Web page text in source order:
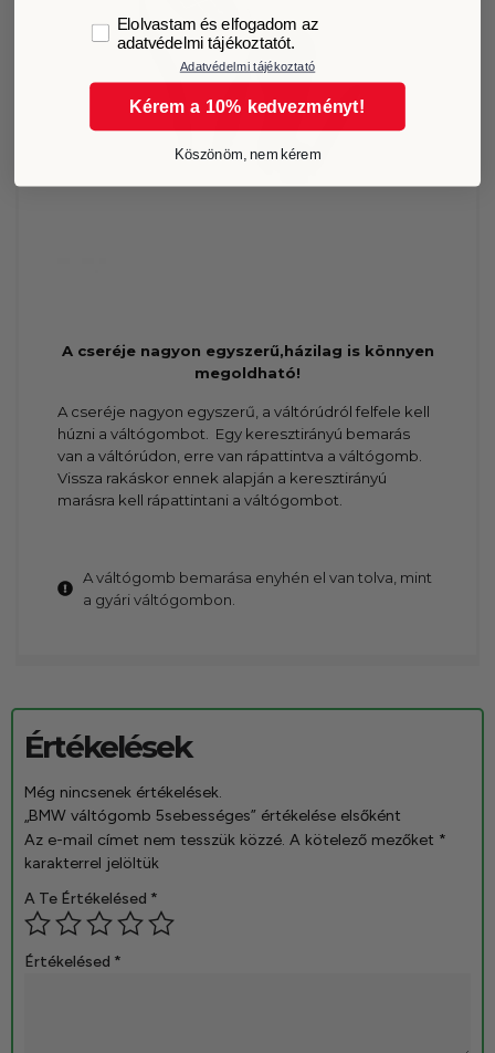
A cseréje nagyon egyszerű,házilag is könnyen
megoldható!
A cseréje nagyon egyszerű, a váltórúdról felfele kell
húzni a váltógombot. Egy keresztirányú bemarás
van a váltórúdon, erre van rápattintva a váltógomb.
Vissza rakáskor ennek alapján a keresztirányú
marásra kell rápattintani a váltógombot.
A váltógomb bemarása enyhén el van tolva, mint
a gyári váltógombon.
Értékelések
Még nincsenek értékelések.
„BMW váltógomb 5sebességes” értékelése elsőként
Az e-mail címet nem tesszük közzé. A kötelező mezőket *
karakterrel jelöltük
A Te Értékelésed *
Értékelésed *
GDPRElolvastam és elfogadom az
adatvédelmi tájékoztatót.
Adatvédelmi tájékoztató
Kérem a 10% kedvezményt!
Köszönöm, nem kérem